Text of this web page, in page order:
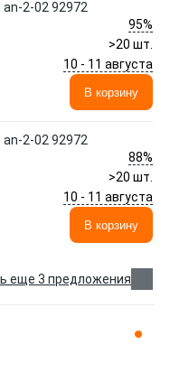
an-2-02 92972
95%
>20 шт.
10 - 11 августа
В корзину
an-2-02 92972
88%
>20 шт.
10 - 11 августа
В корзину
еще 3 предложения